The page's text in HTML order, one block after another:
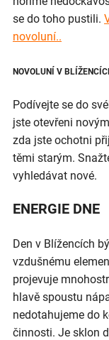
se do toho pustili.
novoluní..
NOVOLUNÍ V
Podívejte se do
jste otevřeni
zda jste ochotni
těmi starým.
vyhledávat nové.
ENERGIE DNE
Den v Blížencích
vzdušnému
projevuje
hlavě spoustu
nedotahujeme do
činnosti. Je sklon